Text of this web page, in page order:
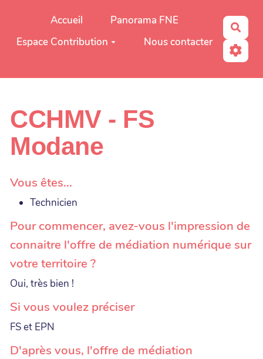
Aller au contenu principal
Accueil
Panorama FNE
Espace Contribution
Nous contacter
CCHMV - FS
Modane
Vous êtes...
Technicien
Pour commencer, avez-vous l'impression de
connaitre l'offre de médiation numérique sur
votre territoire ?
Oui, très bien !
Si vous voulez préciser
FS et EPN
D'après vous, l'offre de médiation